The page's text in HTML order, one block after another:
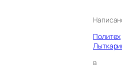
Политех
в